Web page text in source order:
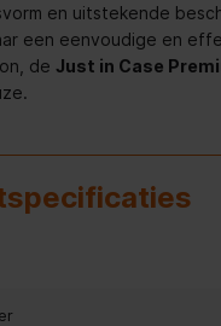
en uitstekende
een eenvoudige en
de Just in Case